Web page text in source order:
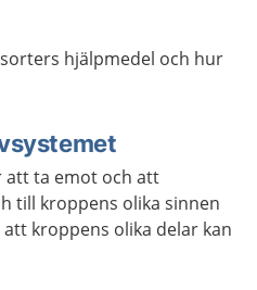
hjälpmedel och hur
att ta emot och att
till kroppens olika sinnen
kroppens olika delar kan